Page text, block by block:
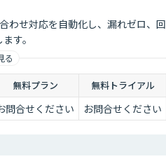
わせ対応を自動化し、漏れゼロ、回
す。
る
無料プラン 無料トライアル
問合せください お問合せください